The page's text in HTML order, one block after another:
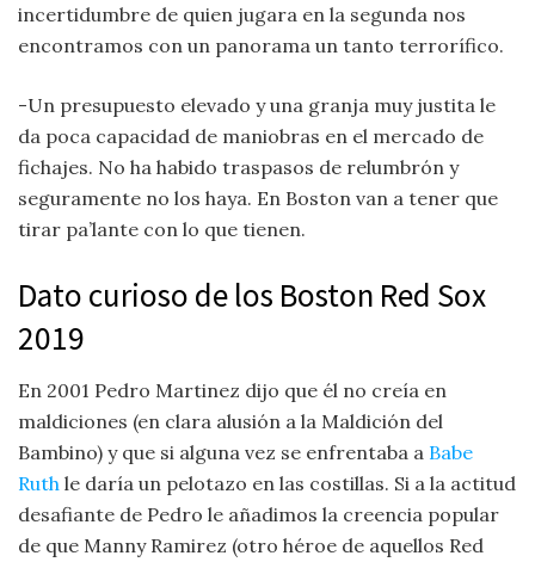
incertidumbre de quien jugara en la segunda nos
encontramos con un panorama un tanto terrorífico.
-Un presupuesto elevado y una granja muy justita le
da poca capacidad de maniobras en el mercado de
fichajes. No ha habido traspasos de relumbrón y
seguramente no los haya. En Boston van a tener que
tirar pa’lante con lo que tienen.
Dato curioso de los Boston Red Sox
2019
En 2001 Pedro Martinez dijo que él no creía en
maldiciones (en clara alusión a la Maldición del
Bambino) y que si alguna vez se enfrentaba a Babe
Ruth le daría un pelotazo en las costillas. Si a la actitud
desafiante de Pedro le añadimos la creencia popular
de que Manny Ramirez (otro héroe de aquellos Red